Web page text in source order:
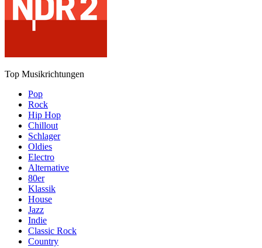
Top Musikrichtungen
Pop
Rock
Hip Hop
Chillout
Schlager
Oldies
Electro
Alternative
80er
Klassik
House
Jazz
Indie
Classic Rock
Country